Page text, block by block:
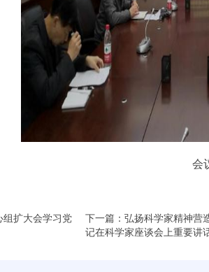
会
组扩大会学习党
下一篇：弘扬科学家精神
记在科学家座谈会上重要讲